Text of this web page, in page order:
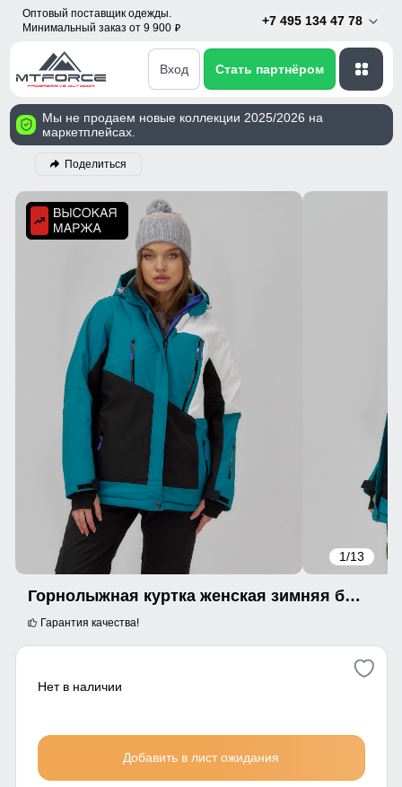
Оптовый поставщик одежды.
Минимальный заказ от 9 900 p
+7 495 134 47 78
Вход Стать партнёром
Мы не продаем новые коллекции 2025/2026 на
маркетплейсах.
Поделиться
1/13
Горнолыжная куртка женская зимняя большого размера зеленого цвета 7083Z
Гарантия качества!
Нет в наличии
Добавить в лист ожидания